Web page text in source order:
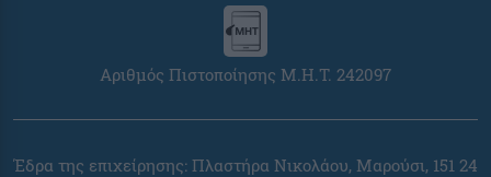
Αριθμός Πιστοποίησης Μ.Η.Τ. 242097
Έδρα της επιχείρησης: Πλαστήρα Νικολάου, Μαρούσι, 151 24